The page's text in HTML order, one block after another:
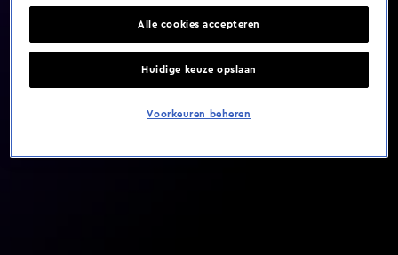
Alle cookies accepteren
Huidige keuze opslaan
Voorkeuren beheren